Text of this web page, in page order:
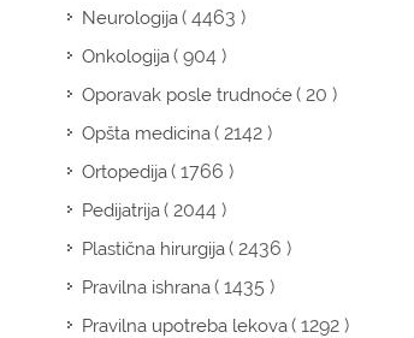
Neurologija( 4463 )
Onkologija( 904 )
Oporavak posle trudnoće( 20 )
Opšta medicina( 2142 )
Ortopedija( 1766 )
Pedijatrija( 2044 )
Plastična hirurgija( 2436 )
Pravilna ishrana( 1435 )
Pravilna upotreba lekova( 1292 )